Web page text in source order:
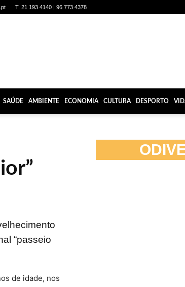
T. 21 193 4140 | 96 773 4378
SAÚDE AMBIENTE ECONOMIA CULTURA DESPORTO
“passeio
de idade, nos